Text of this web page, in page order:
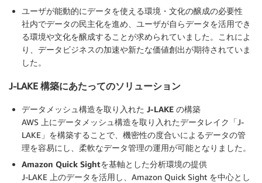
ユーザが能動的にデータを使える環境・文化の醸成の必要性
社内でデータの民主化を進め、ユーザが自らデータを活用でき
る環境や文化を醸成することが求められていました。これによ
り、データビジネスの加速や新たな価値創出が期待されていま
した。
J-LAKE 構築にあたってのソリューション
データメッシュ構造を取り入れた J-LAKE の構築
AWS 上にデータメッシュ構造を取り入れたデータレイク「J-
LAKE」を構築することで、機密性の度合いによるデータの管
理を容易にし、柔軟なデータ管理の運用が可能となりました。
Amazon Quick Sightを基軸とした分析環境の提供
J-LAKE 上のデータを活用し、Amazon Quick Sight を中心とし